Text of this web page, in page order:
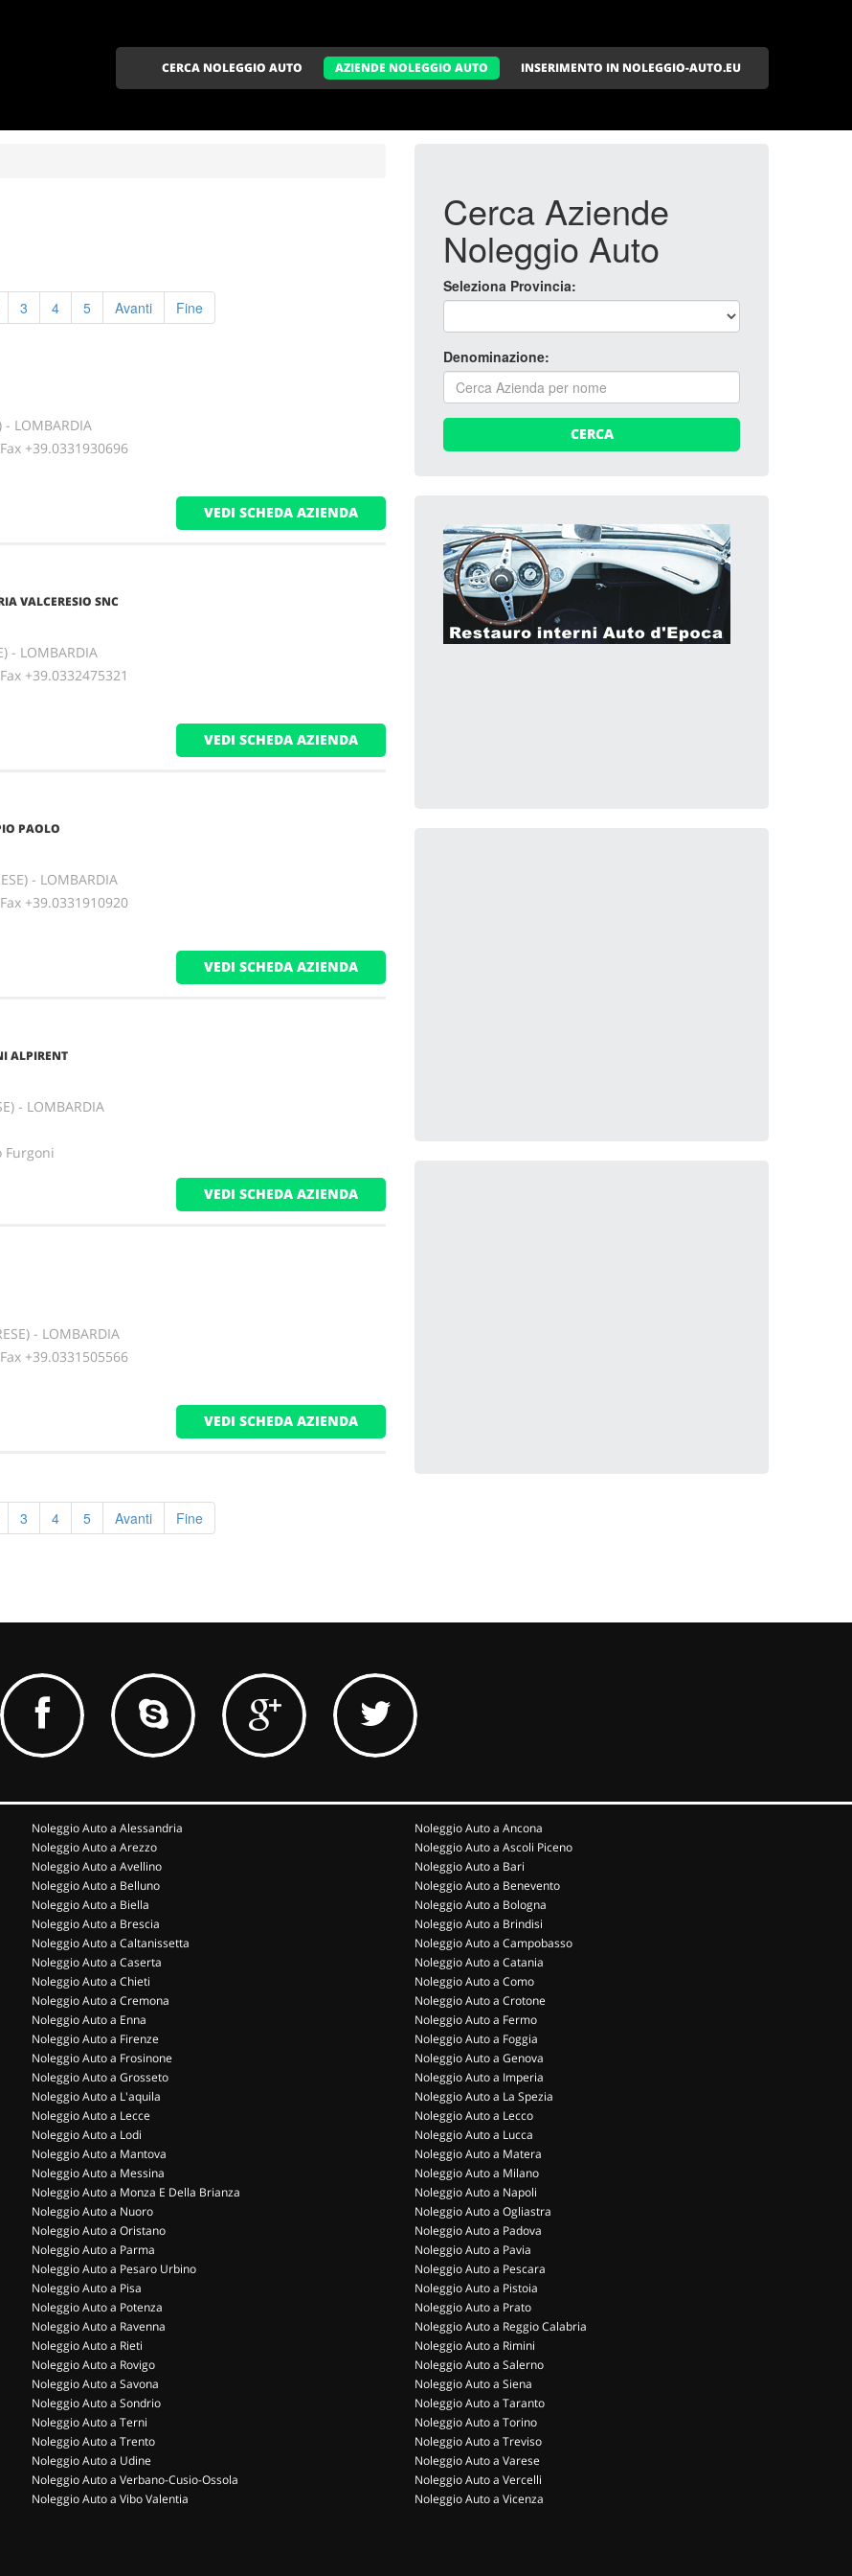
CERCA NOLEGGIO AUTO AZIENDE NOLEGGIO AUTO INSERIMENTO IN NOLEGGIO-AUTO.EU
3 4 5 Avanti Fine
- LOMBARDIA
+39.0331930696
VEDI SCHEDA AZIENDA
VALCERESIO SNC
- LOMBARDIA
+39.0332475321
VEDI SCHEDA AZIENDA
PAOLO
- LOMBARDIA
+39.0331910920
VEDI SCHEDA AZIENDA
ALPIRENT
- LOMBARDIA
Furgoni
VEDI SCHEDA AZIENDA
- LOMBARDIA
+39.0331505566
VEDI SCHEDA AZIENDA
3 4 5 Avanti Fine
Cerca Aziende
Noleggio Auto
Seleziona Provincia:
Denominazione:
CERCA
Noleggio Auto a Alessandria
Noleggio Auto a Arezzo
Noleggio Auto a Avellino
Noleggio Auto a Belluno
Noleggio Auto a Biella
Noleggio Auto a Brescia
Noleggio Auto a Caltanissetta
Noleggio Auto a Caserta
Noleggio Auto a Chieti
Noleggio Auto a Cremona
Noleggio Auto a Enna
Noleggio Auto a Firenze
Noleggio Auto a Frosinone
Noleggio Auto a Grosseto
Noleggio Auto a L'aquila
Noleggio Auto a Lecce
Noleggio Auto a Lodi
Noleggio Auto a Mantova
Noleggio Auto a Messina
Noleggio Auto a Monza E Della Brianza
Noleggio Auto a Nuoro
Noleggio Auto a Oristano
Noleggio Auto a Parma
Noleggio Auto a Pesaro Urbino
Noleggio Auto a Pisa
Noleggio Auto a Potenza
Noleggio Auto a Ravenna
Noleggio Auto a Rieti
Noleggio Auto a Rovigo
Noleggio Auto a Savona
Noleggio Auto a Sondrio
Noleggio Auto a Terni
Noleggio Auto a Trento
Noleggio Auto a Udine
Noleggio Auto a Verbano-Cusio-Ossola
Noleggio Auto a Vibo Valentia
Noleggio Auto a Ancona
Noleggio Auto a Ascoli Piceno
Noleggio Auto a Bari
Noleggio Auto a Benevento
Noleggio Auto a Bologna
Noleggio Auto a Brindisi
Noleggio Auto a Campobasso
Noleggio Auto a Catania
Noleggio Auto a Como
Noleggio Auto a Crotone
Noleggio Auto a Fermo
Noleggio Auto a Foggia
Noleggio Auto a Genova
Noleggio Auto a Imperia
Noleggio Auto a La Spezia
Noleggio Auto a Lecco
Noleggio Auto a Lucca
Noleggio Auto a Matera
Noleggio Auto a Milano
Noleggio Auto a Napoli
Noleggio Auto a Ogliastra
Noleggio Auto a Padova
Noleggio Auto a Pavia
Noleggio Auto a Pescara
Noleggio Auto a Pistoia
Noleggio Auto a Prato
Noleggio Auto a Reggio Calabria
Noleggio Auto a Rimini
Noleggio Auto a Salerno
Noleggio Auto a Siena
Noleggio Auto a Taranto
Noleggio Auto a Torino
Noleggio Auto a Treviso
Noleggio Auto a Varese
Noleggio Auto a Vercelli
Noleggio Auto a Vicenza